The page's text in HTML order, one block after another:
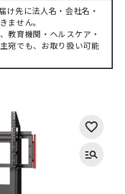
け先に法人名・会社名・
ません。
教育機関・ヘルスケア・
宛でも、お取り扱い可能